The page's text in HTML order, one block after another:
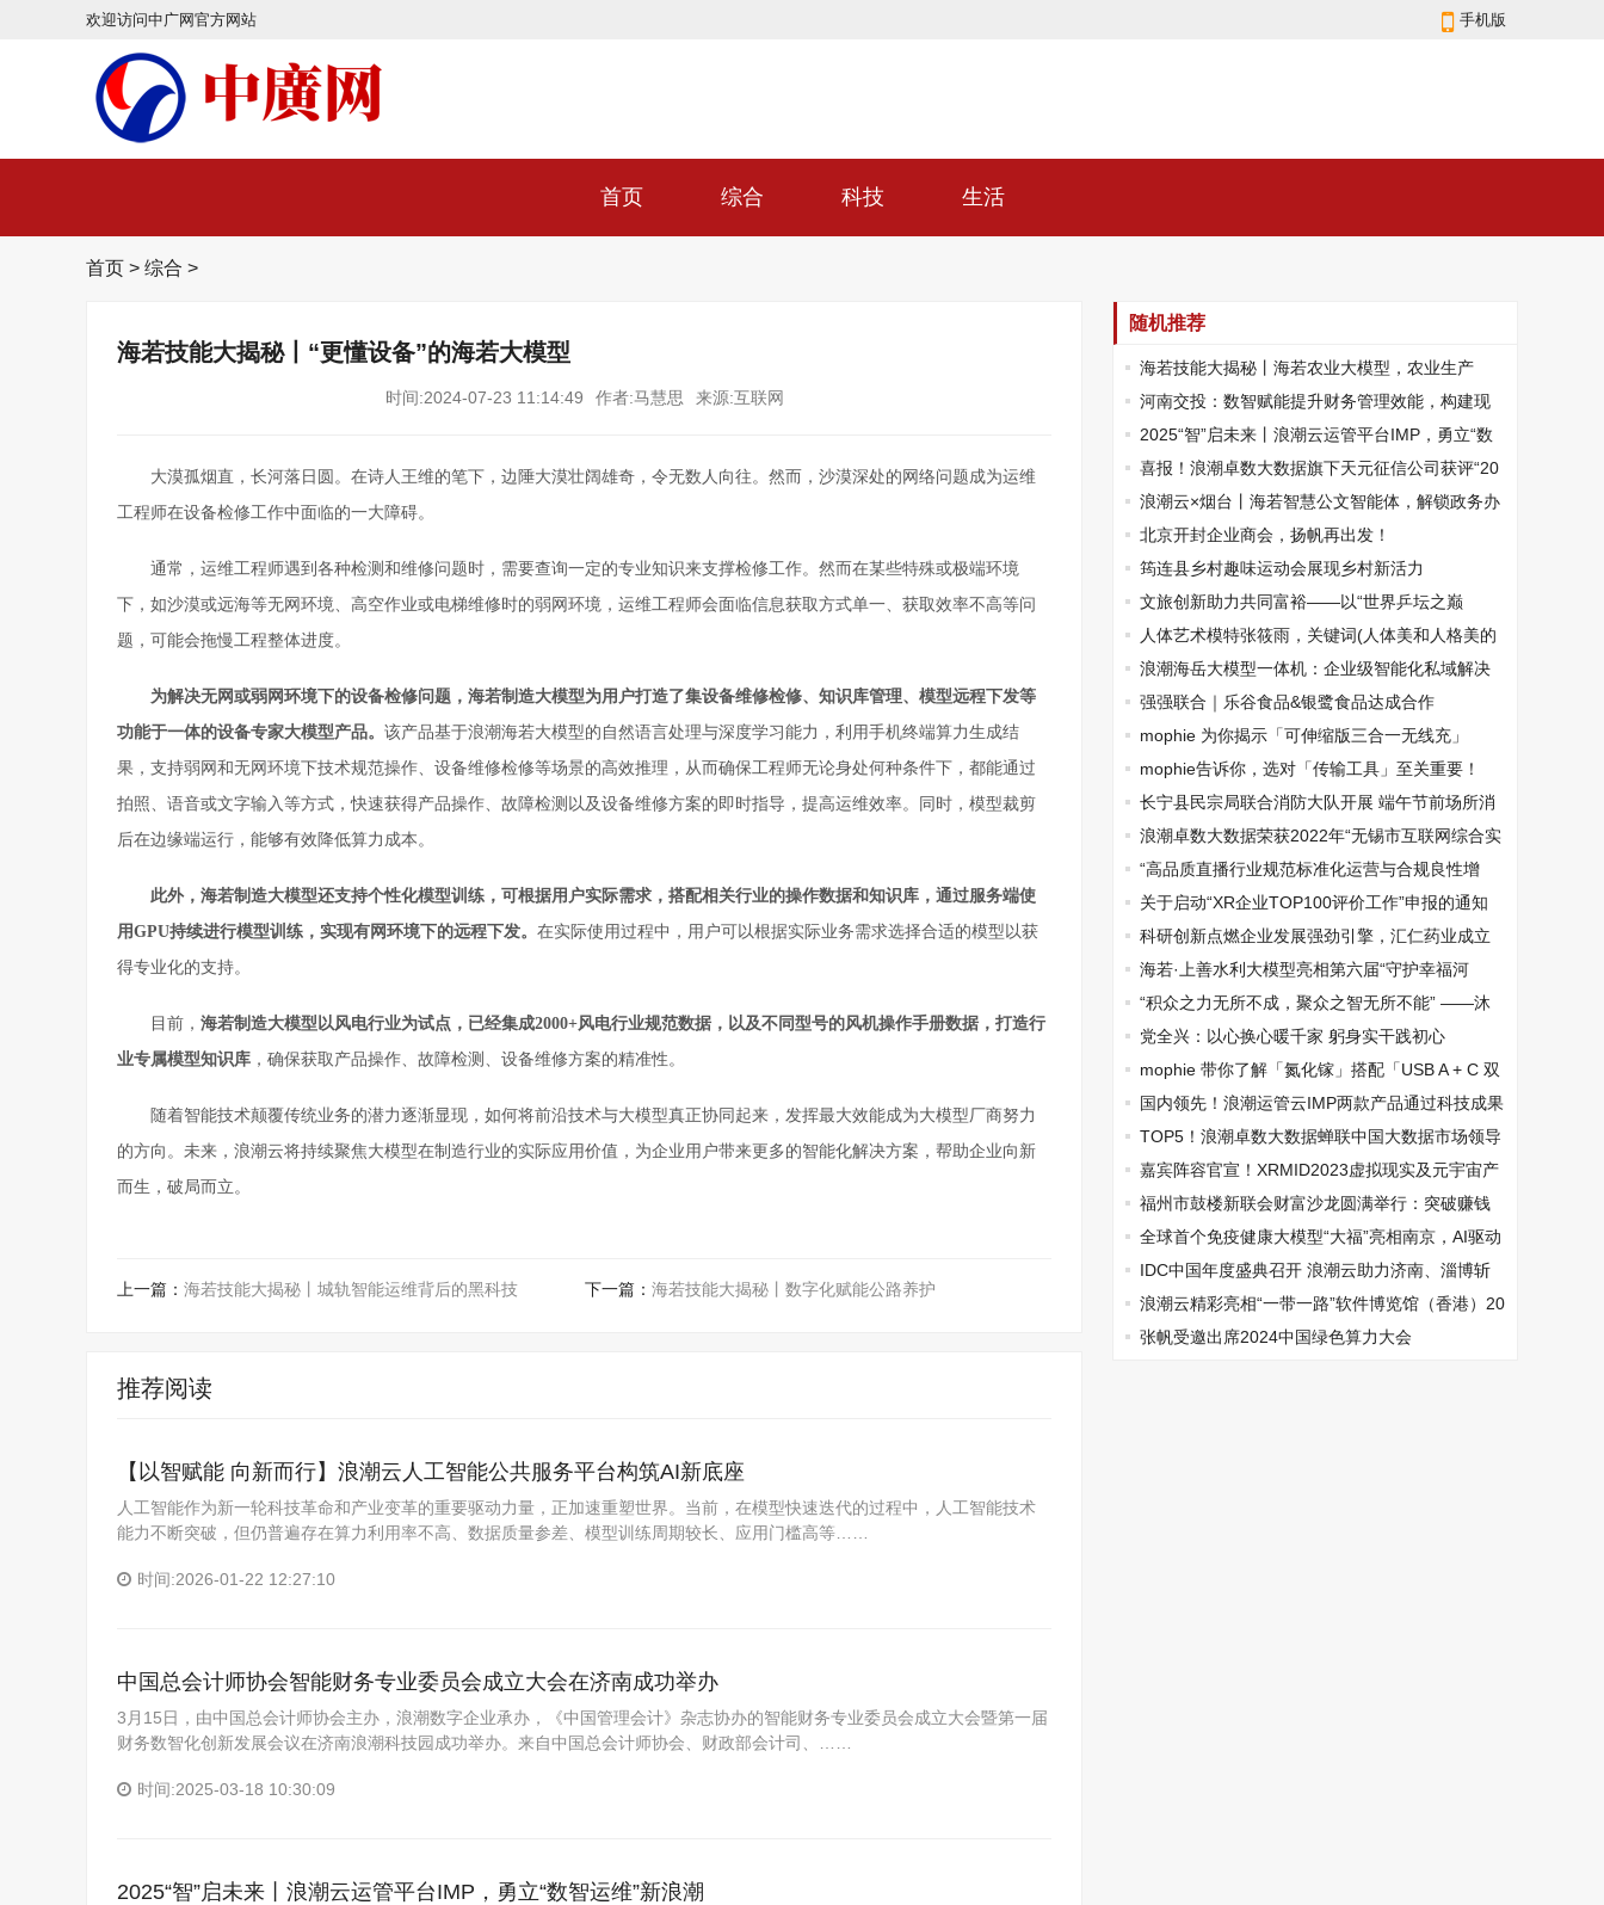
欢迎访问中广网官方网站 手机版
首页 综合 科技 生活
首页 > 综合 >
海若技能大揭秘丨“更懂设备”的海若大模型
时间:2024-07-23 11:14:49 作者:马慧思 来源:互联网
大漠孤烟直，长河落日圆。在诗人王维的笔下，边陲大漠壮阔雄奇，令无数人向往。然而，沙漠深处的网络问题成为运维
工程师在设备检修工作中面临的一大障碍。
通常，运维工程师遇到各种检测和维修问题时，需要查询一定的专业知识来支撑检修工作。然而在某些特殊或极端环境
下，如沙漠或远海等无网环境、高空作业或电梯维修时的弱网环境，运维工程师会面临信息获取方式单一、获取效率不高等问
题，可能会拖慢工程整体进度。
为解决无网或弱网环境下的设备检修问题，海若制造大模型为用户打造了集设备维修检修、知识库管理、 模型远程下发等
功能于一体的设备专家大模型产品。 该产品基于浪潮海若大模型的自然语言处理与深度学习能力，利用手机终端算力生成结
果，支持弱网和无网环境下技术规范操作、设备维修检修等场景的高效推理，从而确保工程师无论身处何种条件下，都能通过
拍照、语音或文字输入等方式，快速获得产品操作、故障检测以及设备维修方案的即时指导，提高运维效率。同时，模型裁剪
后在边缘端运行，能够有效降低算力成本。
此外， 海若制造大模型还支持个性化模型训练，可根据用户实际需求，搭配相关行业的操作数据和知识库，通过服务端使
用GPU持续进行模型训练 ， 实现有网环境下的远程下发。 在实际使用过程中，用户可以根据实际业务需求选择合适的模型以获
得专业化的支持。
目前， 海若制造大模型以风电行业为试点 ， 已经集成2000+风电行业规范数据，以及不同型号的风机操作手册数据 ， 打造行
业专属模型知识库 ，确保获取产品操作、故障检测、设备维修方案的精准性。
随着智能技术颠覆传统业务的潜力逐渐显现，如何将前沿技术与大模型真正协同起来，发挥最大效能成为大模型厂商努力
的方向。未来，浪潮云将持续聚焦大模型在制造行业的实际应用价值，为企业用户带来更多的智能化解决方案，帮助企业向新
而生，破局而立。
上一篇： 海若技能大揭秘丨城轨智能运维背后的黑科技 下一篇： 海若技能大揭秘丨数字化赋能公路养护
推荐阅读
【以智赋能 向新而行】浪潮云人工智能公共服务平台构筑AI新底座
人工智能作为新一轮科技革命和产业变革的重要驱动力量，正加速重塑世界。当前，在模型快速迭代的过程中，人工智能技术
能力不断突破，但仍普遍存在算力利用率不高、数据质量参差、模型训练周期较长、应用门槛高等……
时间:2026-01-22 12:27:10
中国总会计师协会智能财务专业委员会成立大会在济南成功举办
3月15日，由中国总会计师协会主办，浪潮数字企业承办，《中国管理会计》杂志协办的智能财务专业委员会成立大会暨第一届
财务数智化创新发展会议在济南浪潮科技园成功举办。来自中国总会计师协会、财政部会计司、……
时间:2025-03-18 10:30:09
2025“智”启未来丨浪潮云运管平台IMP，勇立“数智运维”新浪潮
随机推荐
海若技能大揭秘丨海若农业大模型，农业生产
的“慧眼”
河南交投：数智赋能提升财务管理效能，构建现
代化财务管理体系
2025“智”启未来丨浪潮云运管平台IMP，勇立“数
智运维”新浪潮
喜报！浪潮卓数大数据旗下天元征信公司获评“20
23年度济南市瞪羚企业”
浪潮云×烟台丨海若智慧公文智能体，解锁政务办
公新模式
北京开封企业商会，扬帆再出发！
筠连县乡村趣味运动会展现乡村新活力
文旅创新助力共同富裕——以“世界乒坛之巅
”与“东方艺谷 ”为例 文旅产业的新时代使命
人体艺术模特张筱雨，关键词(人体美和人格美的
关系)
浪潮海岳大模型一体机：企业级智能化私域解决
方案强强联合｜乐谷食品&银鹭食品达成合作
mophie 为你揭示「可伸缩版三合一无线充」
mophie告诉你，选对「传输工具」至关重要！
长宁县民宗局联合消防大队开展 端午节前场所消
防安全专项检查
浪潮卓数大数据荣获2022年“无锡市互联网综合实
力企业TOP20”
“高品质直播行业规范标准化运营与合规良性增
长”课题研讨会在京召开
关于启动“XR企业TOP100评价工作”申报的通知
科研创新点燃企业发展强劲引擎，汇仁药业成立
吕爱平院士工作站！
海若·上善水利大模型亮相第六届“守护幸福河
湖”活动
“积众之力无所不成，聚众之智无所不能” ——沐
爱镇项目推进工作纪实
党全兴：以心换心暖千家 躬身实干践初心
mophie 带你了解「氮化镓」搭配「USB A + C 双
接口」是怎样一种体验
国内领先！浪潮运管云IMP两款产品通过科技成果
评价TOP5！浪潮卓数大数据蝉联中国大数据市场领导
者象限
嘉宾阵容官宣！XRMID2023虚拟现实及元宇宙产
业创新发展峰会即将开启-行业大咖篇
福州市鼓楼新联会财富沙龙圆满举行：突破赚钱
的信息差、认知差
全球首个免疫健康大模型“大福”亮相南京，AI驱动
健康管理迈入精准智能时代
IDC中国年度盛典召开 浪潮云助力济南、淄博斩
获多项殊荣
浪潮云精彩亮相“一带一路”软件博览馆（香港）20
24张帆受邀出席2024中国绿色算力大会